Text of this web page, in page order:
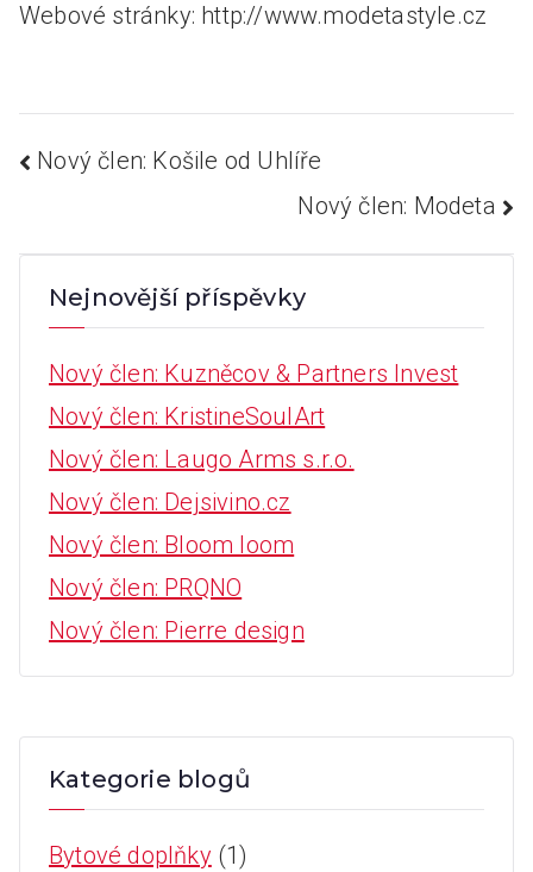
Webové stránky: http://www.modetastyle.cz
Navigace
pro
příspěvek
Nový člen: Košile od Uhlíře
Nový člen: Modeta
Nejnovější příspěvky
Nový člen: Kuzněcov & Partners Invest
Nový člen: KristineSoulArt
Nový člen: Laugo Arms s.r.o.
Nový člen: Dejsivino.cz
Nový člen: Bloom loom
Nový člen: PRQNO
Nový člen: Pierre design
Kategorie blogů
Bytové doplňky (1)